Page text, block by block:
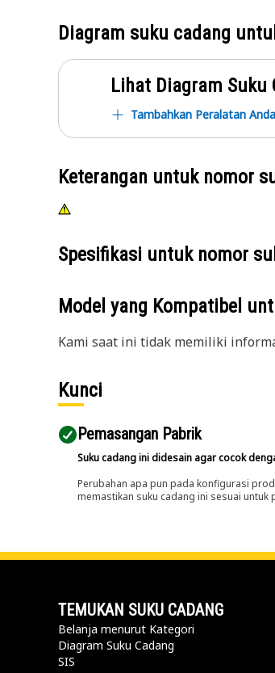
Diagram suku cadang
Lihat Diagram Suku
Tambahkan Peralatan Anda
Keterangan untuk nomor
Spesifikasi untuk nomor
Model yang Kompatibel
Kami saat ini tidak memiliki
Kunci
Pemasangan Pabrik
Suku cadang ini didesain agar cocok
Perubahan apa pun pada konfigurasi
memastikan suku cadang ini sesuai
TEMUKAN SUKU CADANG
Belanja menurut Kategori
Diagram Suku Cadang
SIS